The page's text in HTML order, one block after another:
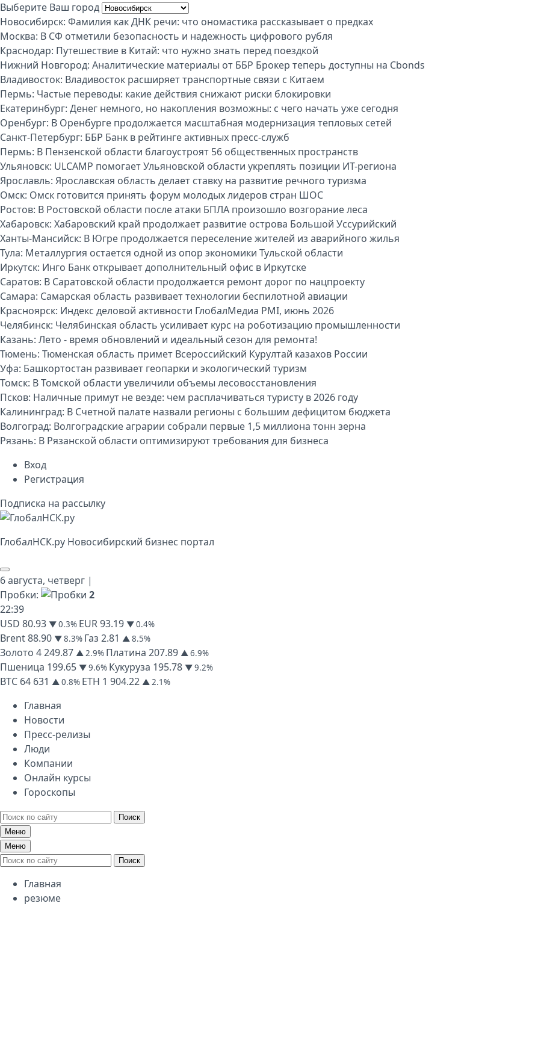
Выберите Ваш город
Новосибирск: Фамилия как ДНК речи: что ономастика рассказывает о предках
Москва: В СФ отметили безопасность и надежность цифрового рубля
Краснодар: Путешествие в Китай: что нужно знать перед поездкой
Нижний Новгород: Аналитические материалы от ББР Брокер теперь доступны на Cbonds
Владивосток: Владивосток расширяет транспортные связи с Китаем
Пермь: Частые переводы: какие действия снижают риски блокировки
Екатеринбург: Денег немного, но накопления возможны: с чего начать уже сегодня
Оренбург: В Оренбурге продолжается масштабная модернизация тепловых сетей
Санкт-Петербург: ББР Банк в рейтинге активных пресс-служб
Пермь: В Пензенской области благоустроят 56 общественных пространств
Ульяновск: ULCAMP помогает Ульяновской области укреплять позиции ИТ-региона
Ярославль: Ярославская область делает ставку на развитие речного туризма
Омск: Омск готовится принять форум молодых лидеров стран ШОС
Ростов: В Ростовской области после атаки БПЛА произошло возгорание леса
Хабаровск: Хабаровский край продолжает развитие острова Большой Уссурийский
Ханты-Мансийск: В Югре продолжается переселение жителей из аварийного жилья
Тула: Металлургия остается одной из опор экономики Тульской области
Иркутск: Инго Банк открывает дополнительный офис в Иркутске
Саратов: В Саратовской области продолжается ремонт дорог по нацпроекту
Самара: Самарская область развивает технологии беспилотной авиации
Красноярск: Индекс деловой активности ГлобалМедиа PMI, июнь 2026
Челябинск: Челябинская область усиливает курс на роботизацию промышленности
Казань: Лето - время обновлений и идеальный сезон для ремонта!
Тюмень: Тюменская область примет Всероссийский Курултай казахов России
Уфа: Башкортостан развивает геопарки и экологический туризм
Томск: В Томской области увеличили объемы лесовосстановления
Псков: Наличные примут не везде: чем расплачиваться туристу в 2026 году
Калининград: В Счетной палате назвали регионы с большим дефицитом бюджета
Волгоград: Волгоградские аграрии собрали первые 1,5 миллиона тонн зерна
Рязань: В Рязанской области оптимизируют требования для бизнеса
Вход
Регистрация
Подписка на рассылку
ГлобалНСК.py Новосибирский бизнес портал
6 августа, четверг |
Пробки:
2
22:39
USD 80.93 ▼ 0.3% EUR93.19 ▼ 0.4%
Brent88.90 ▼ 8.3% Газ 2.81 ▲ 8.5%
Золото 4 249.87 ▲ 2.9% Платина 207.89 ▲ 6.9%
Пшеница 199.65 ▼ 9.6% Кукуруза 195.78 ▼ 9.2%
BTC 64 631 ▲ 0.8% ETH 1 904.22 ▲ 2.1%
Главная
Новости
Пресс-релизы
Люди
Компании
Онлайн курсы
Гороскопы
Поиск
Меню
Меню
Поиск
Главная
резюме